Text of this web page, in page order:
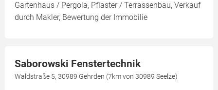
Gartenhaus / Pergola, Pflaster / Terrassenbau, Verkauf
durch Makler, Bewertung der Immobilie
Saborowski Fenstertechnik
Waldstraße 5, 30989 Gehrden (7km von 30989 Seelze)